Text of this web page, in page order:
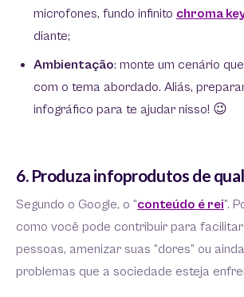
microfones, fundo infinito chroma
diante;
Ambientação: monte um cenário
com o tema abordado. Aliás,
infográfico para te ajudar nisso! 😉
6. Produza infoprodutos de
Segundo o Google, o “conteúdo é rei”.
como você pode contribuir para
pessoas, amenizar suas “dores” ou
problemas que a sociedade esteja